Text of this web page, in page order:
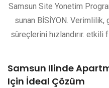
Samsun Site Yonetim
sunan BİSİYON.
süreçlerini hızlandırır.
Samsun Ilinde
Için İdeal Çözüm